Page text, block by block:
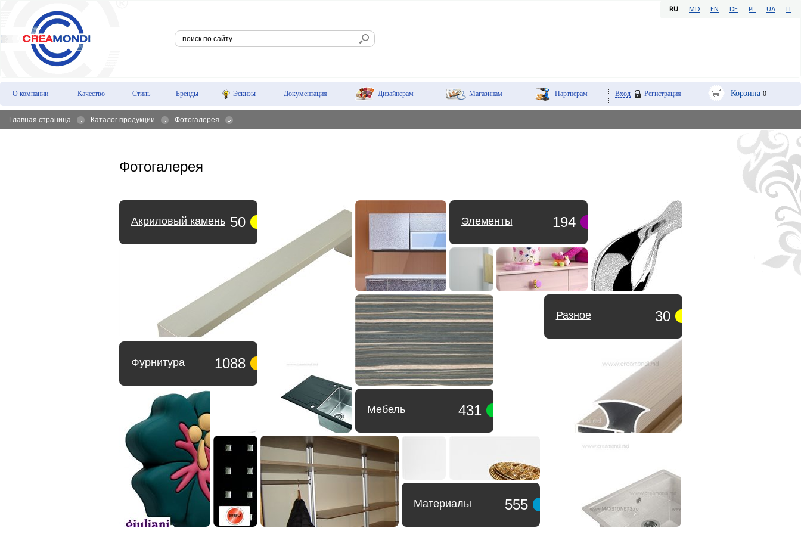
RU MD EN DE PL UA IT
О компании Качество Стиль Бренды Эскизы Документация Дизайнерам Магазинам Партнерам Вход Регистрация Корзина 0
Главная страница Каталог продукции Фотогалерея
Фотогалерея
Элементы 194
Фурнитура 1088
Мебель 431
Материалы 555
Акриловый камень 50
Разное 30